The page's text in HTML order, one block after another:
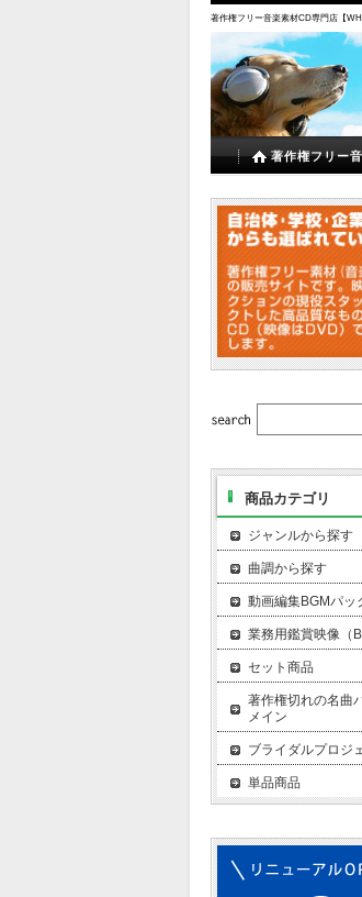
著作権フリー音楽素材CD専門店【
著作権フリー
商品カテゴリ
ジャンルから探す
曲調から探す
動画編集BGMパッ
業務用鑑賞映像（
セット商品
著作権切れの名曲
メイン
ブライダルプロジ
単品商品